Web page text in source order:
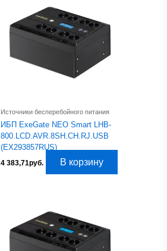
Источники бесперебойного питания
ИБП ExeGate NEO Smart LHB-
800.LCD.AVR.8SH.CH.RJ.USB
(EX293857RUS)
4 383,71руб. В корзину